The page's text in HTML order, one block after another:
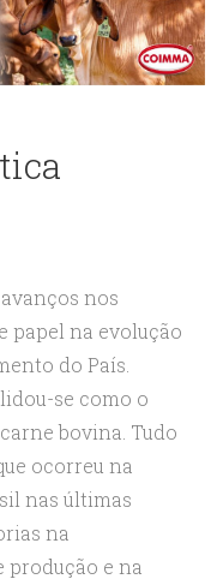
nos
papel na evolução
do País.
se como o
bovina. Tudo
ocorreu na
nas últimas
na
produção e na